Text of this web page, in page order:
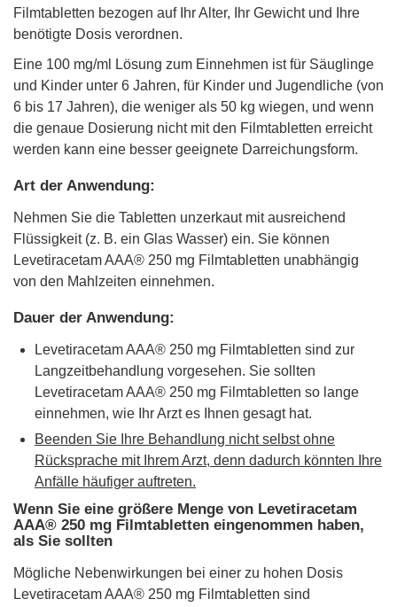
Filmtabletten bezogen auf Ihr Alter, Ihr Gewicht und Ihre
benötigte Dosis verordnen.
Eine 100 mg/ml Lösung zum Einnehmen ist für Säuglinge
und Kinder unter 6 Jahren, für Kinder und Jugendliche (von
6 bis 17 Jahren), die weniger als 50 kg wiegen, und wenn
die genaue Dosierung nicht mit den Filmtabletten erreicht
werden kann eine besser geeignete Darreichungsform.
Art der Anwendung:
Nehmen Sie die Tabletten unzerkaut mit ausreichend
Flüssigkeit (z. B. ein Glas Wasser) ein. Sie können
Levetiracetam AAA® 250 mg Filmtabletten unabhängig
von den Mahlzeiten einnehmen.
Dauer der Anwendung:
Levetiracetam AAA® 250 mg Filmtabletten sind zur
Langzeitbehandlung vorgesehen. Sie sollten
Levetiracetam AAA® 250 mg Filmtabletten so lange
einnehmen, wie Ihr Arzt es Ihnen gesagt hat.
Beenden Sie Ihre Behandlung nicht selbst ohne
Rücksprache mit Ihrem Arzt, denn dadurch könnten Ihre
Anfälle häufiger auftreten.
Wenn Sie eine größere Menge von Levetiracetam
AAA® 250 mg Filmtabletten eingenommen haben,
als Sie sollten
Mögliche Nebenwirkungen bei einer zu hohen Dosis
Levetiracetam AAA® 250 mg Filmtabletten sind